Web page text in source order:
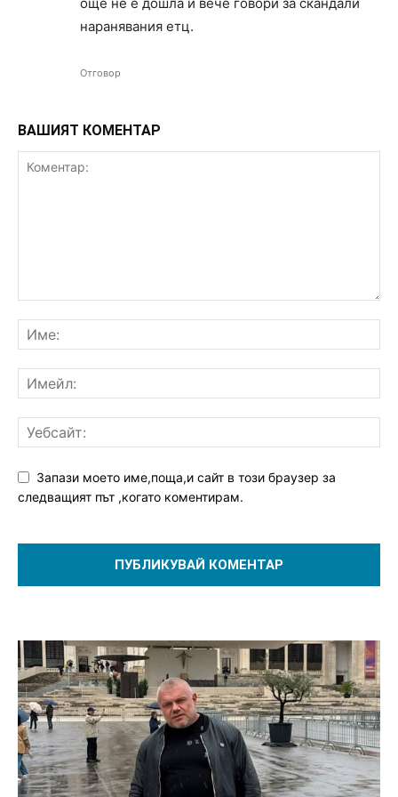
наранявания етц.
Отговор
ВАШИЯТ КОМЕНТАР
Запази моето име,поща,и сайт в този браузер за
следващият път ,когато коментирам.